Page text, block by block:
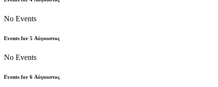
No Events
Events for 5 Αύγουστος
No Events
Events for 6 Αύγουστος